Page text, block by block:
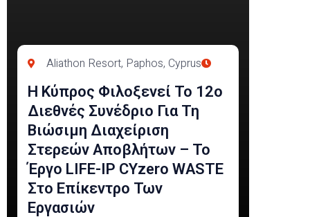
Aliathon Resort, Paphos, Cyprus
Η Κύπρος Φιλοξενεί Το 12ο
Διεθνές Συνέδριο Για Τη
Βιώσιμη Διαχείριση
Στερεών Αποβλήτων – Το
Έργο LIFE-IP CYzero WASTE
Στο Επίκεντρο Των
Εργασιών